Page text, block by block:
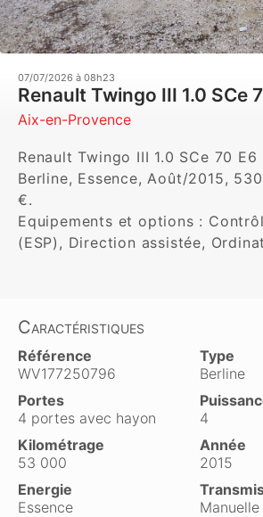
07/07/2026 à 08h23
Renault Twingo III 1.0 SCe
Aix-en-Provence
Renault Twingo III 1.0 SCe 70
Berline, Essence, Août/2015,
€.
Equipements et options :
(ESP), Direction assistée,
Caractéristiques
Référence
WV177250796
Type
Berline
Portes
4 portes avec hayon
4
Kilométrage
53 000
Année
2015
Energie
Essence
Manuelle